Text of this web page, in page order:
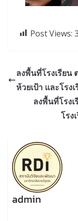
Post Views:
ลงพื้นที่โรงเรียน
ห้วยเป้า และโร
ลงพื้นที่โรง
โรง
admin